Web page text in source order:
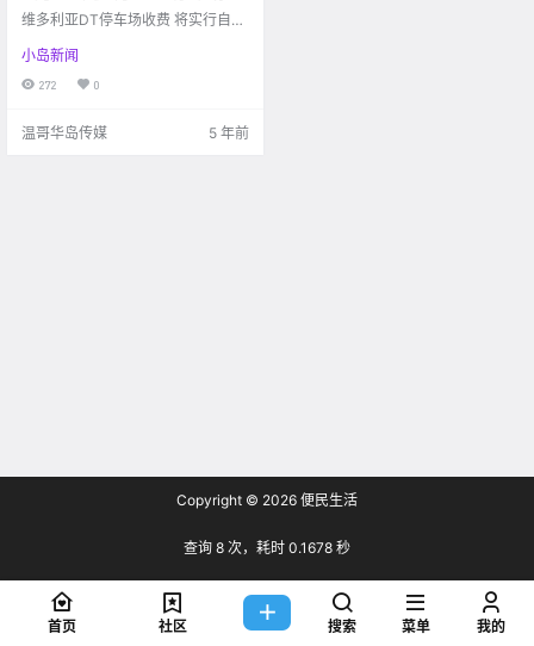
尝试这个新项目啦… 以后停
维多利亚DT停车场收费 将实行自动
中心停车场 停个车还要留着小票 离
开的时候还要拿着票付款 整个停车
小岛新闻
272 0
温哥华岛传媒 5 年前
Copyright © 2026 便民生活
查询 8 次，耗时 0.1678 秒
首页 社区 搜索 菜单 我的